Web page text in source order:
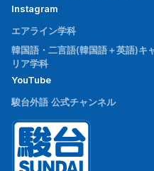
Instagram
エアライン学科
韓国語・二言語(韓国語＋英語)キ
リア学科
YouTube
駿台外語 公式チャンネル